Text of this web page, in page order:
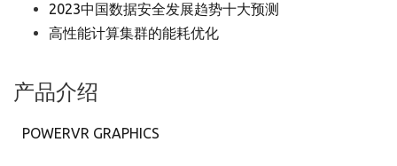
2023中国数据安全发展趋势十大预测
高性能计算集群的能耗优化
产品介绍
POWERVR GRAPHICS